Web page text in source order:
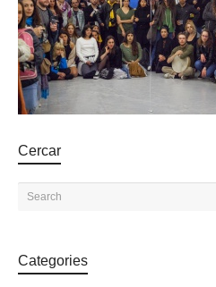
Cercar
Categories